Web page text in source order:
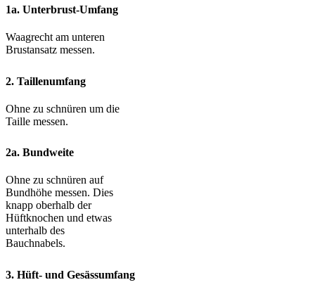
1a. Unterbrust-Umfang
Waagrecht am unteren
Brustansatz messen.
2. Taillenumfang
Ohne zu schnüren um die
Taille messen.
2a. Bundweite
Ohne zu schnüren auf
Bundhöhe messen. Dies
knapp oberhalb der
Hüftknochen und etwas
unterhalb des
Bauchnabels.
3. Hüft- und Gesässumfang